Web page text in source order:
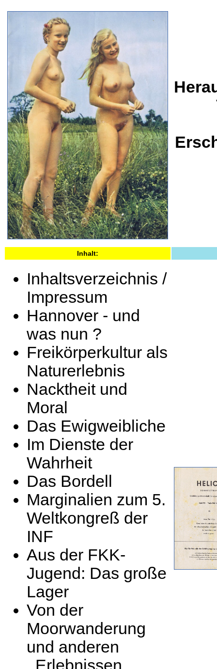
Inhalt:
Inhaltsverzeichnis /
Impressum
Hannover - und
was nun ?
Freikörperkultur als
Naturerlebnis
Nacktheit und
Moral
Das Ewigweibliche
Im Dienste der
Wahrheit
Das Bordell
Marginalien zum 5.
Weltkongreß der
INF
Aus der FKK-
Jugend: Das große
Lager
Von der
Moorwanderung
und anderen
Erlebnissen